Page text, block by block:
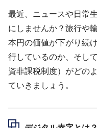
最近、ニュースや日常
にしませんか？旅行や
本円の価値が下がり続
行しているのか、そし
資非課税制度）がどの
ていきましょう。